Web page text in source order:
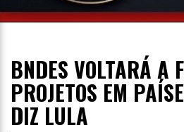
BNDES VOLTARÁ A
PROJETOS EM
DIZ LULA